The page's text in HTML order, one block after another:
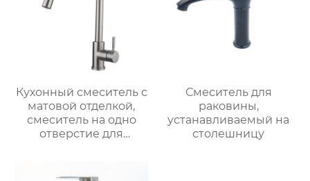
Кухонный смеситель с
матовой отделкой,
смеситель на одно
отверстие для
Смеситель для
раковины,
устанавливаемый на
столешницу